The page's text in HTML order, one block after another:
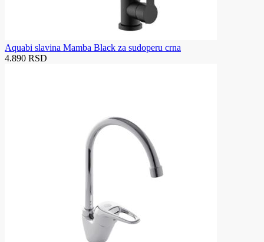
Aquabi slavina Mamba Black za sudoperu crna
4.890 RSD